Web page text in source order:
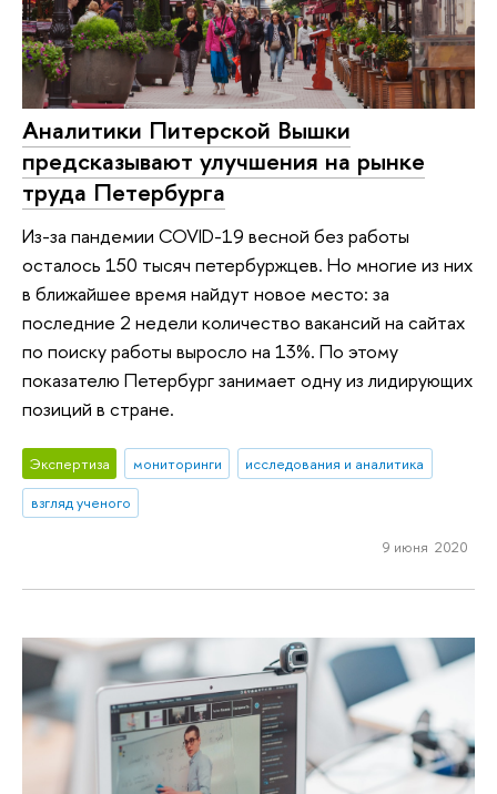
Аналитики Питерской Вышки
предсказывают улучшения на рынке
труда Петербурга
Из-за пандемии COVID-19 весной без работы
осталось 150 тысяч петербуржцев. Но многие из них
в ближайшее время найдут новое место: за
последние 2 недели количество вакансий на сайтах
по поиску работы выросло на 13%. По этому
показателю Петербург занимает одну из лидирующих
позиций в стране.
Экспертиза мониторинги
исследования и аналитика
взгляд ученого
9 июня 2020